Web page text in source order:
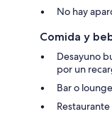
No hay
Comida y
Desayuno
por un
Bar o lounge
Restaurante